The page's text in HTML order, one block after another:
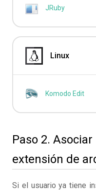
JRuby
Linux
Komodo Edit
Paso 2.
extensión de
Si el usuario ya tiene